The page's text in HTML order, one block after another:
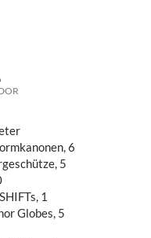
6
5
1
Globes, 5